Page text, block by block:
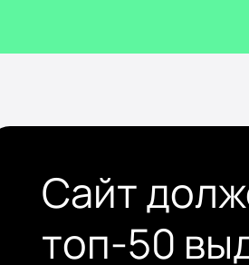
Сайт
топ-50